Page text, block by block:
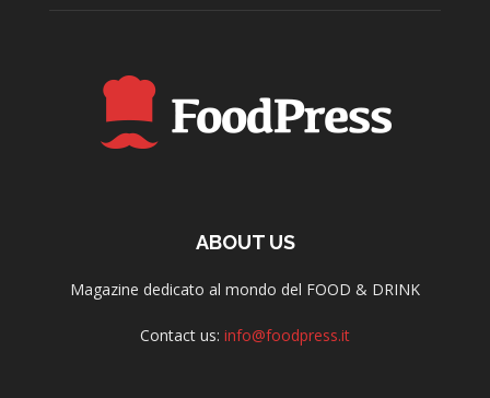
ABOUT US
Magazine dedicato al mondo del FOOD & DRINK
Contact us: info@foodpress.it